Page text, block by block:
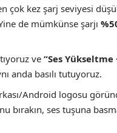
çok kez şarj seviyesi
de mümkünse şarjı
ve “Ses Yükseltme
anda basılı tutuyoruz.
Android logosu
bırakın, ses tuşuna